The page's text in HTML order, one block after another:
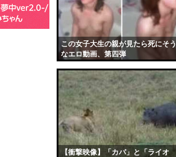
この女子大生の親が見たら死にそう
なエロ動画、第四弾
【衝撃映像】「カバ」と「ライオ
リン
- 固
定リ
ンク
自動
更新
ツー
ル